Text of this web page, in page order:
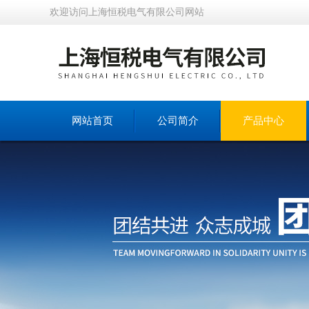
欢迎访问上海恒税电气有限公司网站
网站首页 公司简介 产品中心